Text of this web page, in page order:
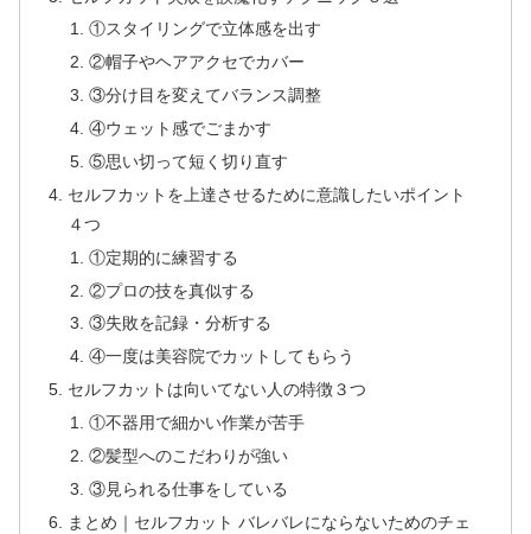
①スタイリングで立体感を出す
②帽子やヘアアクセでカバー
③分け目を変えてバランス調整
④ウェット感でごまかす
⑤思い切って短く切り直す
セルフカットを上達させるために意識したいポイント
４つ
①定期的に練習する
②プロの技を真似する
③失敗を記録・分析する
④一度は美容院でカットしてもらう
セルフカットは向いてない人の特徴３つ
①不器用で細かい作業が苦手
②髪型へのこだわりが強い
③見られる仕事をしている
まとめ｜セルフカット バレバレにならないためのチェ